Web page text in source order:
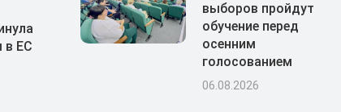
в ЕС
выборов пройдут
обучение перед
осенним
голосованием
06.08.2026